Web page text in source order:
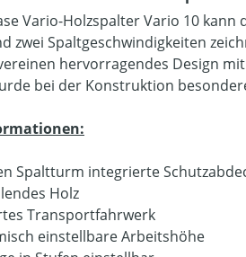
Vario-Holzspalter Vario 10 kann
zwei Spaltgeschwindigkeiten
hervorragendes Design
bei der Konstruktion
Spaltturm integrierte
Holz
Transportfahrwerk
einstellbare Arbeitshöhe